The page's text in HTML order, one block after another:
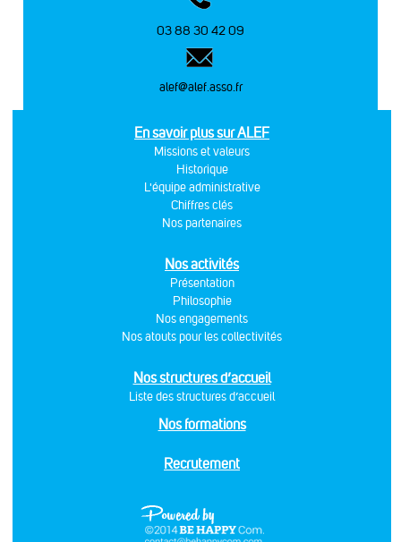
03 88 30 42 09
alef@alef.asso.fr
En savoir plus sur ALEF
Missions et valeurs
Historique
L'équipe administrative
Chiffres clés
Nos partenaires
Nos activités
Présentation
Philosophie
Nos engagements
Nos atouts pour les collectivités
Nos structures d’accueil
Liste des structures d’accueil
Nos formations
Recrutement